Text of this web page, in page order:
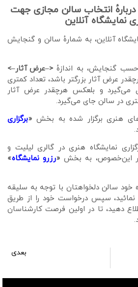
انتخاب سالن مجازی جهت
نمایشگاه آنلاین
آنلاین، به شمارهٔ سالن و گنجایش
گنجایش، به اندازهٔ <–عرض آثار–>
عرض آثار بزرگتر باشد، تعداد کمتری
می‌گیرد و بلعکس هرچقدر عرض آثار
در سالن جای می‌گیرد.
هنری برگزار شده به بخش «برگزاری
نمایشگاه هنری در گالری لیلیت و
این‌خصوص، به بخش «رزرو نمایشگاه»
خود سالن دلخواهتان با توجه به سلیقه
نمائید، سپس درخواست خود را از طریق
دهید، تا در اولین فرصت کارشناسان
بعدی